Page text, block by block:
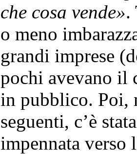
che cosa vende».
o meno
grandi imprese
pochi avevano il
in pubblico. Poi,
seguenti, c’è
impennata verso